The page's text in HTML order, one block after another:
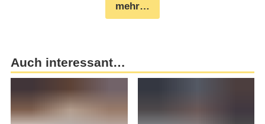
mehr…
Auch interessant…